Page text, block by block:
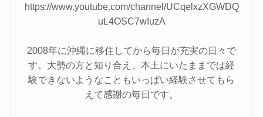
https://www.youtube.com/channel/UCqelxzXGWDQ
uL4OSC7wIuzA
2008年に沖縄に移住してから毎日が充実の日々で
す。大勢の方と知り合え、本土にいたままでは経
験できないようなこともいっぱい経験させてもら
えて感謝の毎日です。